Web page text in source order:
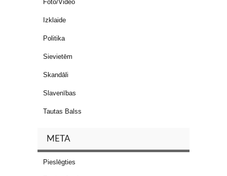
Foto/Video
Izklaide
Politika
Sievietēm
Skandāli
Slavenības
Tautas Balss
META
Pieslēgties